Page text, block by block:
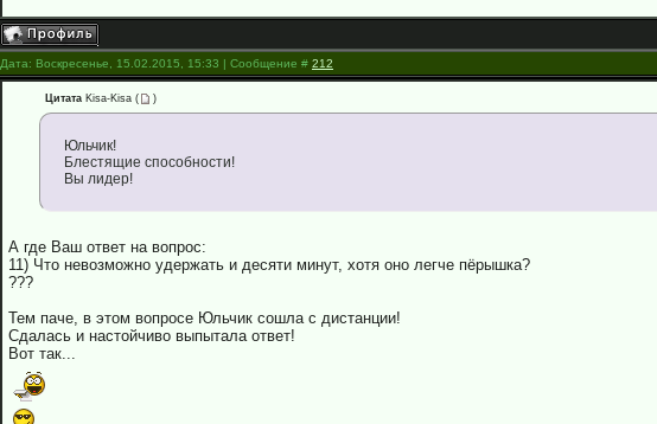
Дата: Воскресенье, 15.02.2015, 15:33 | Сообщение # 212
Цитата Kisa-Kisa ( )
Юльчик!
Блестящие способности!
Вы лидер!
А где Ваш ответ на вопрос:
11) Что невозможно удержать и десяти минут, хотя оно легче пёрышка?
???
Тем паче, в этом вопросе Юльчик сошла с дистанции!
Сдалась и настойчиво выпытала ответ!
Вот так...